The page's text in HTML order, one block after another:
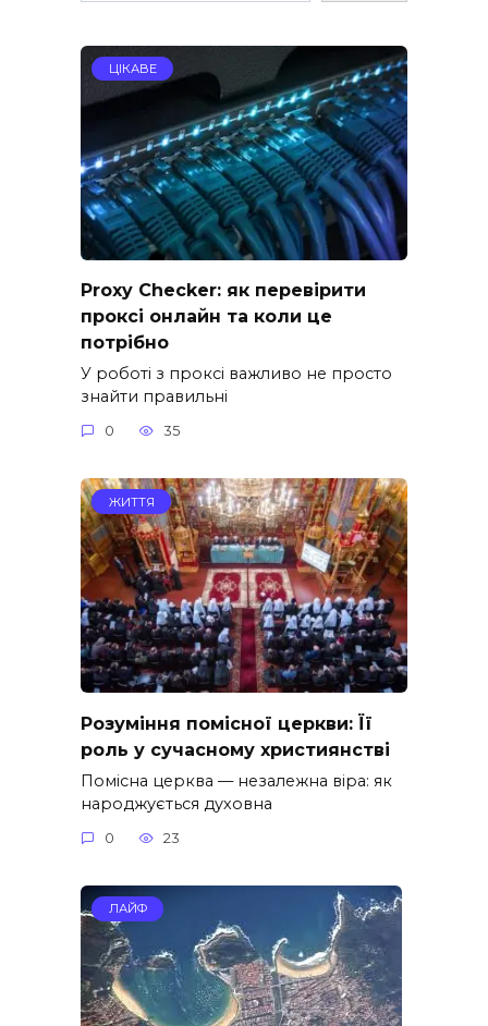
ЦІКАВЕ
Proxy Checker: як перевірити
проксі онлайн та коли це
потрібно
У роботі з проксі важливо не просто
знайти правильні
0 35
ЖИТТЯ
Розуміння помісної церкви: Її
роль у сучасному християнстві
Помісна церква — незалежна віра: як
народжується духовна
0 23
ЛАЙФ